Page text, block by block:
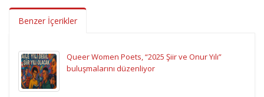
Benzer İçerikler
Queer Women Poets, “2025 Şiir ve Onur Yılı”
buluşmalarını düzenliyor